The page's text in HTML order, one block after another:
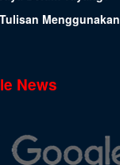
News